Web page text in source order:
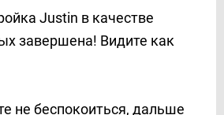
Justin в качестве
завершена! Видите как
не беспокоиться, дальше